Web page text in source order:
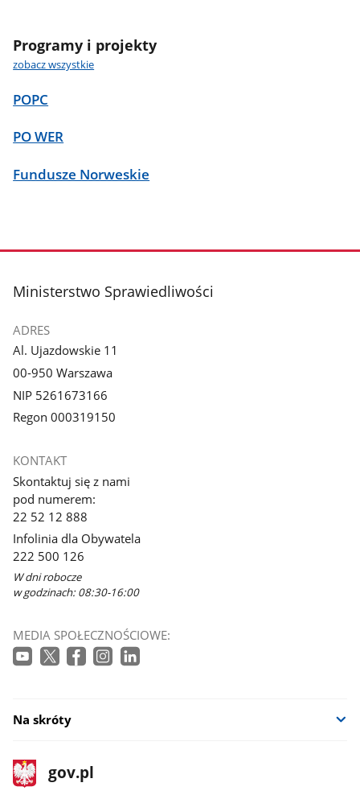
Programy i projekty
zobacz wszystkie
POPC
PO WER
Fundusze Norweskie
stopka
Ministerstwo Sprawiedliwości
ADRES
Al. Ujazdowskie 11
00-950 Warszawa
NIP 5261673166
Regon 000319150
KONTAKT
Skontaktuj się z nami
pod numerem:
22 52 12 888
Infolinia dla Obywatela
222 500 126
W dni robocze
w godzinach: 08:30-16:00
MEDIA SPOŁECZNOŚCIOWE:
Na skróty
stopka
gov.pl
Strona
gov.pl